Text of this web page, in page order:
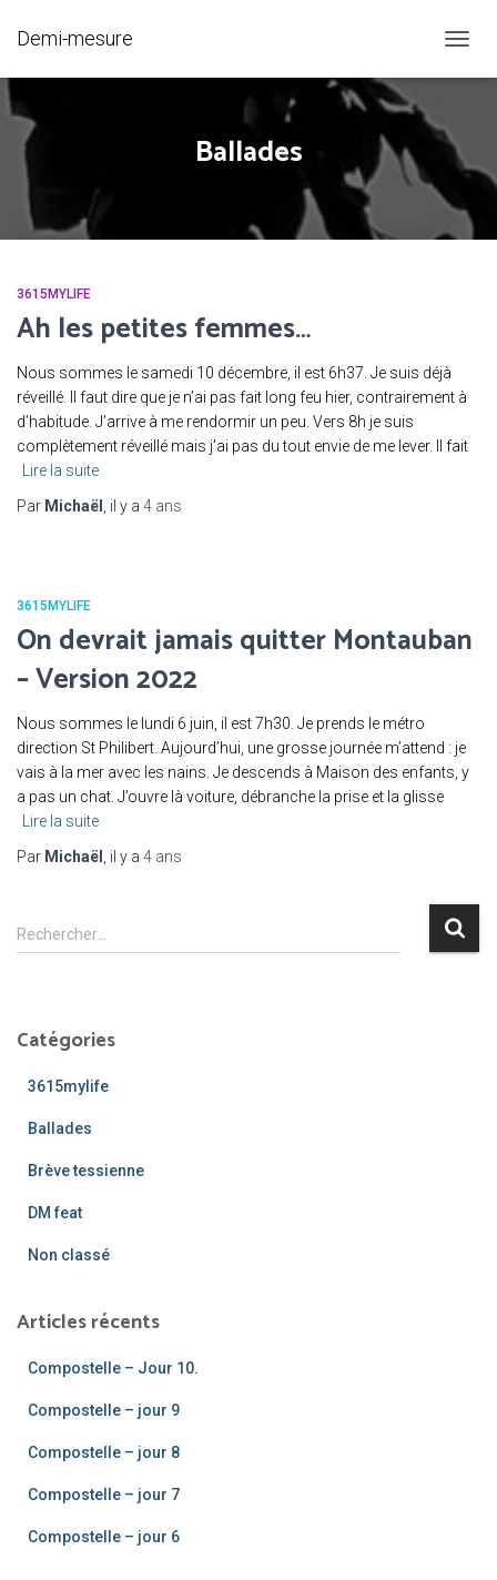
Demi-mesure
LA
Ballades
3615MYLIFE
Ah les petites femmes…
Nous sommes le samedi 10 décembre, il est 6h37. Je suis déjà
réveillé. Il faut dire que je n’ai pas fait long feu hier, contrairement à
d’habitude. J’arrive à me rendormir un peu. Vers 8h je suis
complètement réveillé mais j’ai pas du tout envie de me lever. Il fait
Lire la suite
Par Michaël , il y a 4 ans
3615MYLIFE
On devrait jamais quitter Montauban
– Version 2022
Nous sommes le lundi 6 juin, il est 7h30. Je prends le métro
direction St Philibert. Aujourd’hui, une grosse journée m’attend : je
vais à la mer avec les nains. Je descends à Maison des enfants, y
a pas un chat. J’ouvre là voiture, débranche la prise et la glisse
Lire la suite
Par Michaël , il y a 4 ans
R
e
r
Rechercher…
Catégories
3615mylife
Ballades
Brève tessienne
DM feat
Non classé
Articles récents
Compostelle – Jour 10.
Compostelle – jour 9
Compostelle – jour 8
Compostelle – jour 7
Compostelle – jour 6